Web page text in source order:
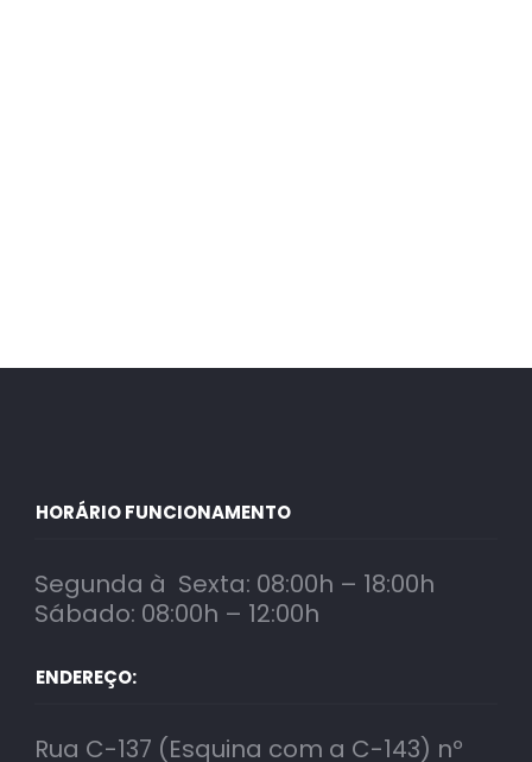
HORÁRIO FUNCIONAMENTO
Segunda à Sexta: 08:00h – 18:00h
Sábado: 08:00h – 12:00h
ENDEREÇO:
Rua C-137 (Esquina com a C-143) nº